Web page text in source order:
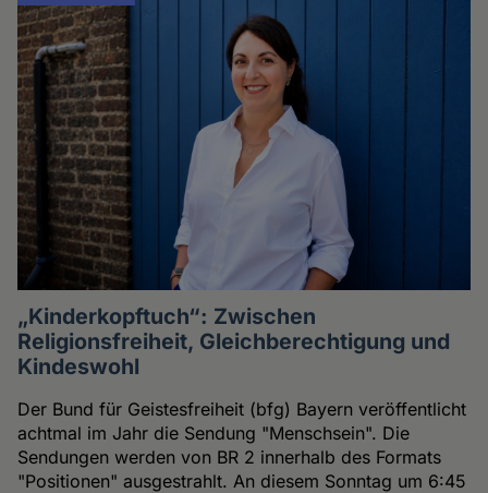
„Kinderkopftuch“: Zwischen
Religionsfreiheit, Gleichberechtigung und
Kindeswohl
Der Bund für Geistesfreiheit (bfg) Bayern veröffentlicht
achtmal im Jahr die Sendung "Menschsein". Die
Sendungen werden von BR 2 innerhalb des Formats
"Positionen" ausgestrahlt. An diesem Sonntag um 6:45